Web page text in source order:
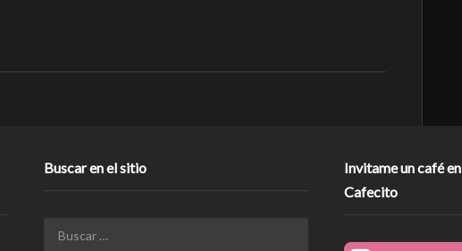
Buscar en el sitio
Invitame un café en
Cafecito